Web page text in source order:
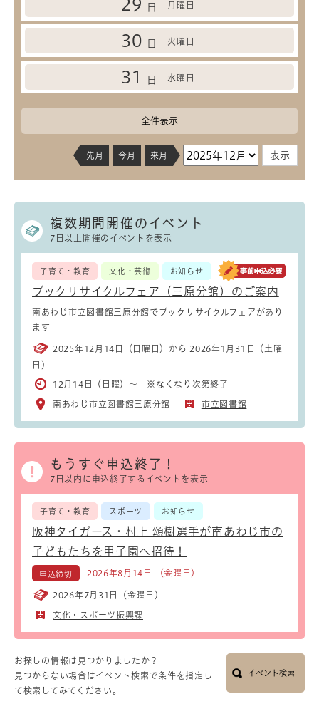
29 日 月曜日
30 日 火曜日
31 日 水曜日
全件表示
先月 今月 来月
複数期間開催のイベント
7日以上開催のイベントを表示
子育て・教育 文化・芸術 お知らせ
ブックリサイクルフェア（三原分館）のご案内
南あわじ市立図書館三原分館でブックリサイクルフェアがあり
ます
2025年12月14日（日曜日）から 2026年1月31日（土曜
日）
12月14日（日曜）～ ※なくなり次第終了
南あわじ市立図書館三原分館 市立図書館
もうすぐ申込終了！
7日以内に申込終了するイベントを表示
子育て・教育 スポーツ お知らせ
阪神タイガース・村上 頌樹選手が南あわじ市の
子どもたちを甲子園へ招待！
申込締切 2026年8月14日 （金曜日）
2026年7月31日（金曜日）
文化・スポーツ振興課
お探しの情報は見つかりましたか？
見つからない場合はイベント検索で条件を指定し
て検索してみてください。
イベント検索